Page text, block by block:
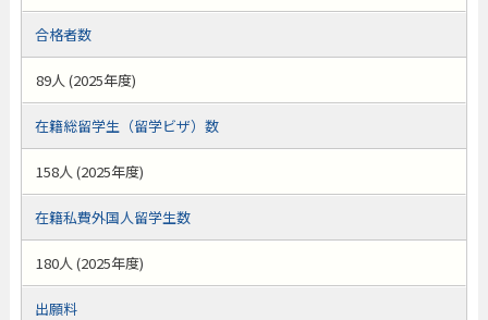
合格者数
89人 (2025年度)
在籍総留学生（留学ビザ）数
158人 (2025年度)
在籍私費外国人留学生数
180人 (2025年度)
出願料